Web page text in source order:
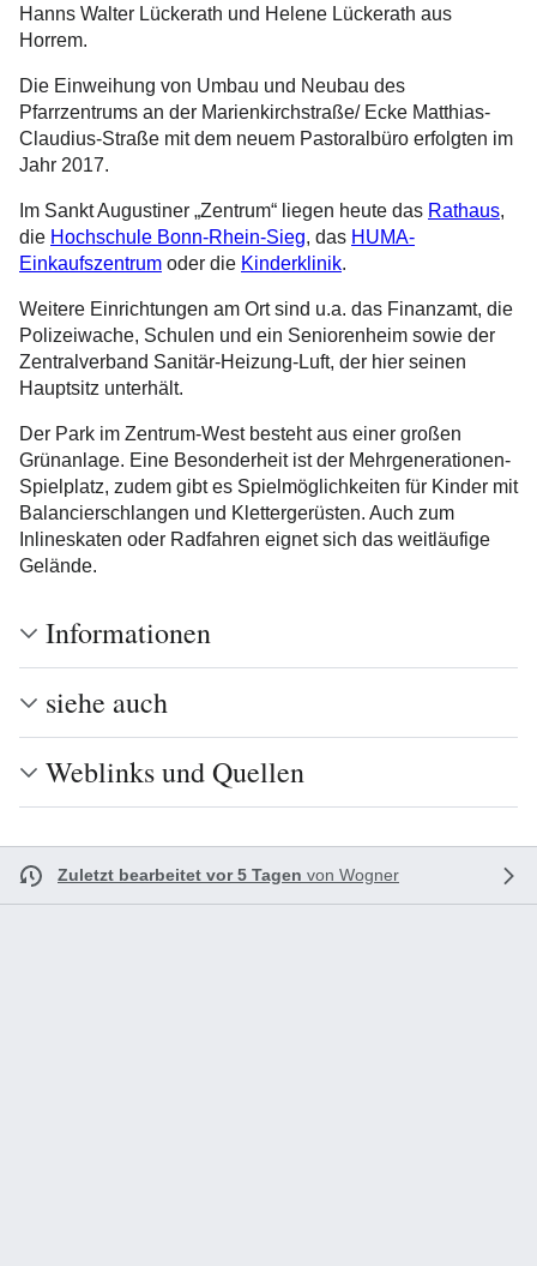
Hanns Walter Lückerath und Helene Lückerath aus
Horrem.
Die Einweihung von Umbau und Neubau des
Pfarrzentrums an der Marienkirchstraße/ Ecke Matthias-
Claudius-Straße mit dem neuem Pastoralbüro erfolgten im
Jahr 2017.
Im Sankt Augustiner „Zentrum“ liegen heute das Rathaus,
die Hochschule Bonn-Rhein-Sieg, das HUMA-
Einkaufszentrum oder die Kinderklinik.
Weitere Einrichtungen am Ort sind u.a. das Finanzamt, die
Polizeiwache, Schulen und ein Seniorenheim sowie der
Zentralverband Sanitär-Heizung-Luft, der hier seinen
Hauptsitz unterhält.
Der Park im Zentrum-West besteht aus einer großen
Grünanlage. Eine Besonderheit ist der Mehrgenerationen-
Spielplatz, zudem gibt es Spielmöglichkeiten für Kinder mit
Balancierschlangen und Klettergerüsten. Auch zum
Inlineskaten oder Radfahren eignet sich das weitläufige
Gelände.
Informationen
siehe auch
Weblinks und Quellen
Zuletzt bearbeitet vor 5 Tagen von Wogner